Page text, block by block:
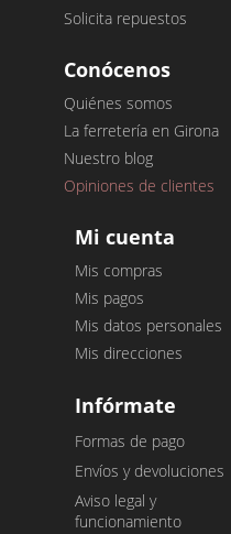
Solicita repuestos
Conócenos
Quiénes somos
La ferretería en Girona
Nuestro blog
Opiniones de clientes
Mi cuenta
Mis compras
Mis pagos
Mis datos personales
Mis direcciones
Infórmate
Formas de pago
Envíos y devoluciones
Aviso legal y
funcionamiento